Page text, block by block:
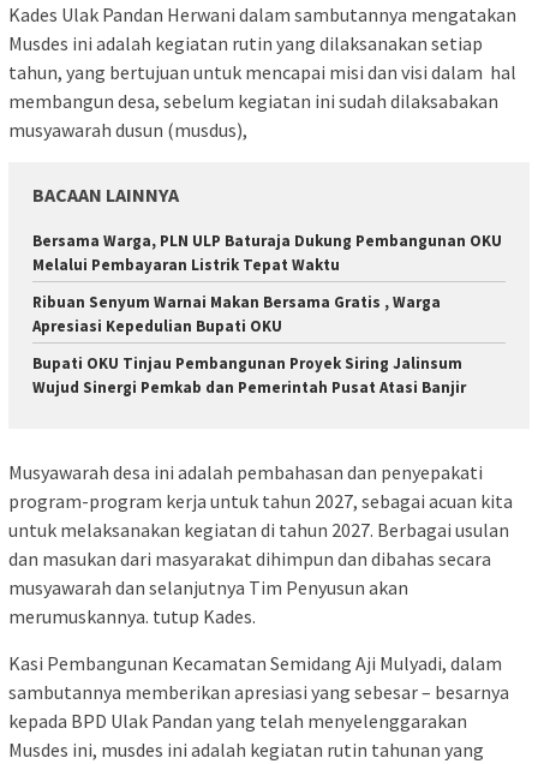
Kades Ulak Pandan Herwani dalam sambutannya mengatakan
Musdes ini adalah kegiatan rutin yang dilaksanakan setiap
tahun, yang bertujuan untuk mencapai misi dan visi dalam hal
membangun desa, sebelum kegiatan ini sudah dilaksabakan
musyawarah dusun (musdus),
BACAAN LAINNYA
Bersama Warga, PLN ULP Baturaja Dukung Pembangunan OKU
Melalui Pembayaran Listrik Tepat Waktu
Ribuan Senyum Warnai Makan Bersama Gratis , Warga
Apresiasi Kepedulian Bupati OKU
Bupati OKU Tinjau Pembangunan Proyek Siring Jalinsum
Wujud Sinergi Pemkab dan Pemerintah Pusat Atasi Banjir
Musyawarah desa ini adalah pembahasan dan penyepakati
program-program kerja untuk tahun 2027, sebagai acuan kita
untuk melaksanakan kegiatan di tahun 2027. Berbagai usulan
dan masukan dari masyarakat dihimpun dan dibahas secara
musyawarah dan selanjutnya Tim Penyusun akan
merumuskannya. tutup Kades.
Kasi Pembangunan Kecamatan Semidang Aji Mulyadi, dalam
sambutannya memberikan apresiasi yang sebesar – besarnya
kepada BPD Ulak Pandan yang telah menyelenggarakan
Musdes ini, musdes ini adalah kegiatan rutin tahunan yang